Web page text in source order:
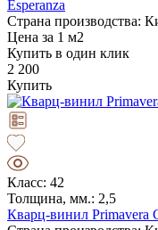
Esperanza
Страна производства:
Цена за 1 м2
Купить в один клик
2 200
Купить
Класс: 42
Толщина, мм.: 2,5
Кварц-винил Primavera